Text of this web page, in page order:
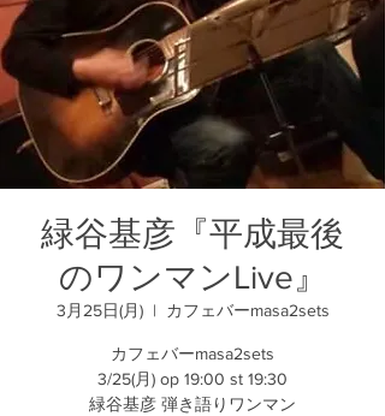
緑谷基彦『平成最後
のワンマンLive』
3月25日(月)
  |
カフェバーmasa2sets
カフェバーmasa2sets
3/25(月) op 19:00 st 19:30
緑谷基彦 弾き語りワンマン